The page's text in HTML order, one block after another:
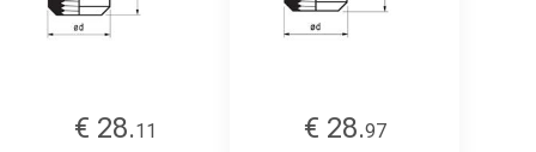
€ 28.11
€ 28.97